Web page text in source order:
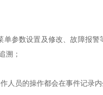
参数设置及修改、故障报警
溯；
人员的操作都会在事件记录